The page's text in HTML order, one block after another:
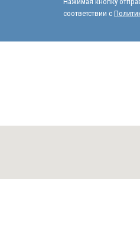
соответствии с